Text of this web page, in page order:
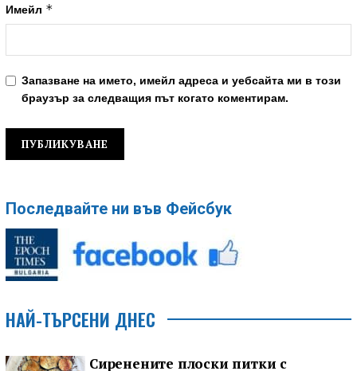
Имейл *
Запазване на името, имейл адреса и уебсайта ми в този
браузър за следващия път когато коментирам.
Последвайте ни във Фейсбук
НАЙ-ТЪРСЕНИ ДНЕС
Сиренените плоски питки с